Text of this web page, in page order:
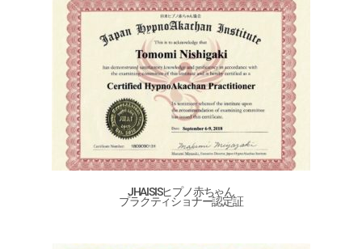
JHAISISヒプノ赤ちゃん
プラクティショナー認定証